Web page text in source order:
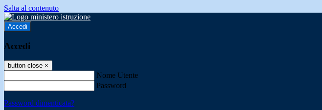
Salta al contenuto
Accedi
Accedi
button close ×
Nome Utente
Password
Password dimenticata?